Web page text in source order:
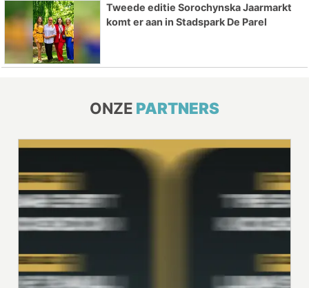
Tweede editie Sorochynska Jaarmarkt
komt er aan in Stadspark De Parel
ONZE PARTNERS